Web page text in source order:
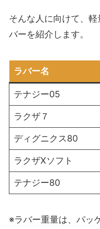
そんな人に向けて、
バーを紹介します。
ラバー名
テナジー05
ラクザ７
ディグニクス80
ラクザXソフト
テナジー80
※ラバー重量は、パッ